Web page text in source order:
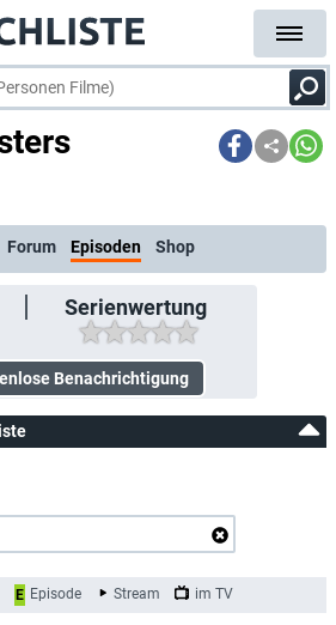
Forum Episoden Shop
Serienwertung
E Episode Stream im TV